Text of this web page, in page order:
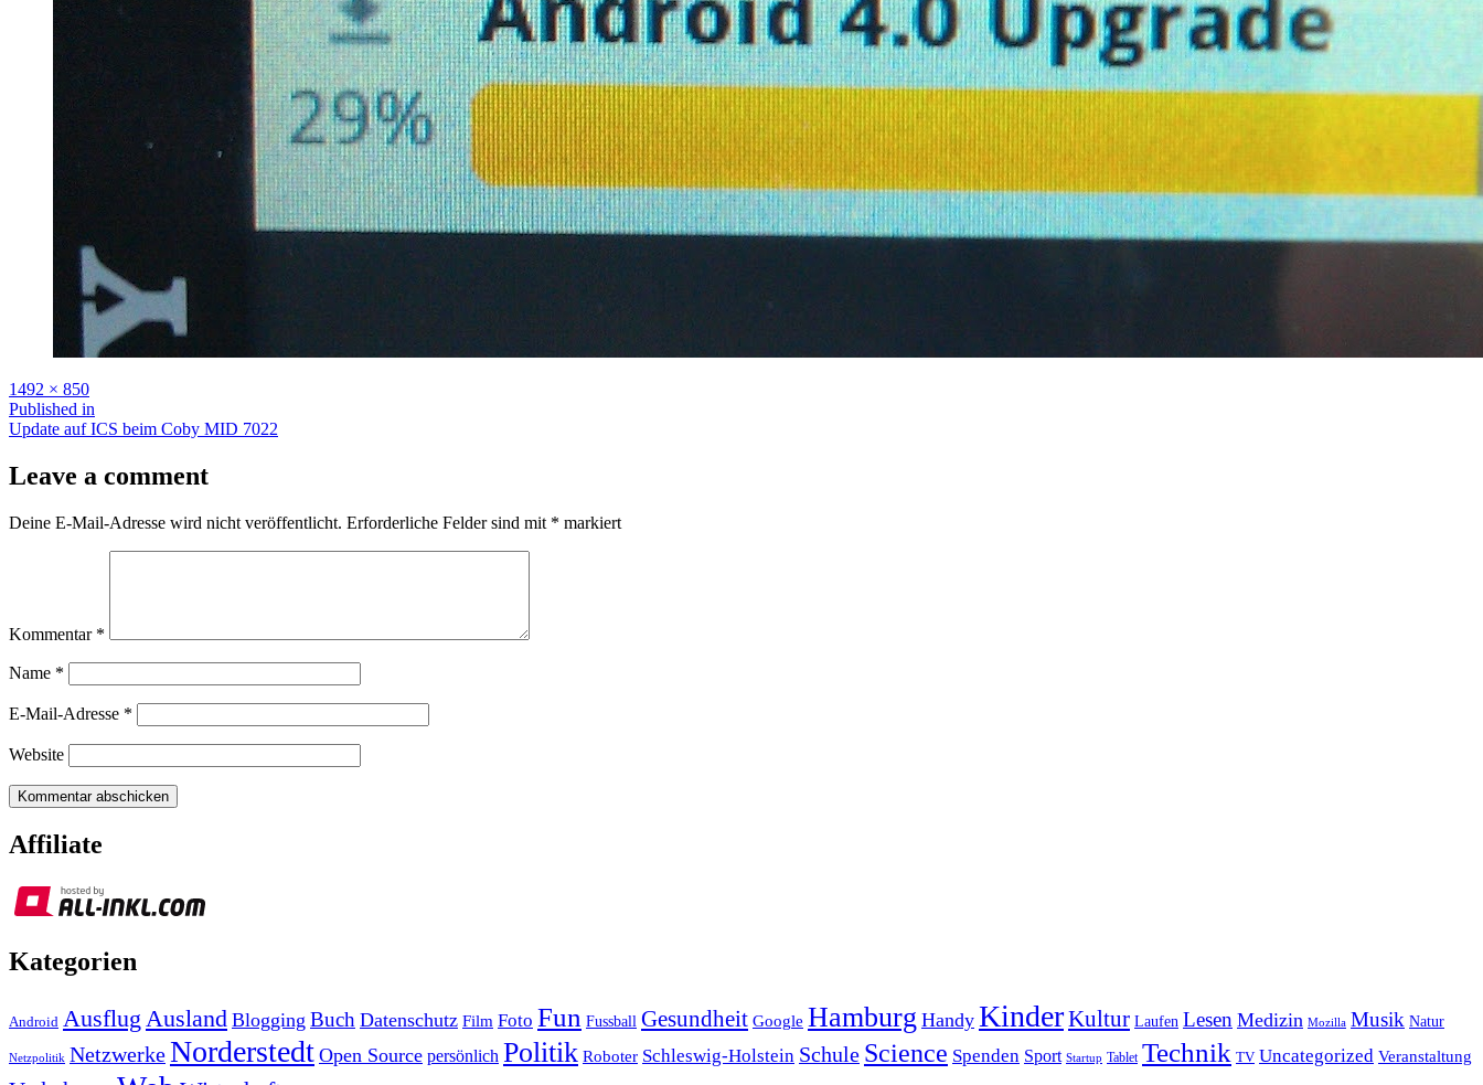
Full
size
1492 × 850
Beitragsnavigation
Published in
Update auf ICS beim Coby MID 7022
Leave a comment
Deine E-Mail-Adresse wird nicht veröffentlicht. Erforderliche Felder sind mit * markiert
Kommentar *
Name *
E-Mail-Adresse *
Website
Affiliate
Kategorien
Android Ausflug Ausland Blogging Buch Datenschutz Film Foto Fun Fussball Gesundheit Google Hamburg Handy KinderKultur Laufen Lesen Medizin Mozilla Musik Natur
Netzpolitik NetzwerkeNorderstedt Open Source persönlich Politik Roboter Schleswig-Holstein Schule Science Spenden Sport Startup Tablet Technik TV Uncategorized Veranstaltung